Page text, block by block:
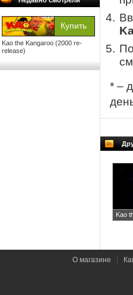
Kao the Kangaroo (2000 re-
release)
* –
Kao
О магазине